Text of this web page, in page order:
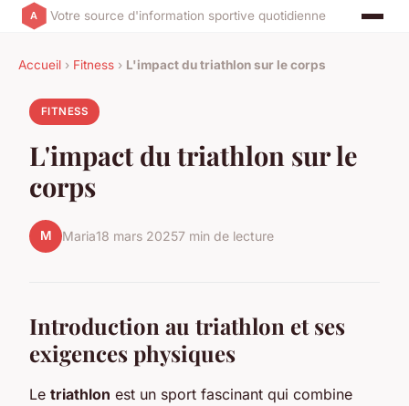
Votre source d'information sportive quotidienne
Accueil › Fitness › L'impact du triathlon sur le corps
FITNESS
L'impact du triathlon sur le
corps
M Maria18 mars 20257 min de lecture
Introduction au triathlon et ses
exigences physiques
Le triathlon est un sport fascinant qui combine